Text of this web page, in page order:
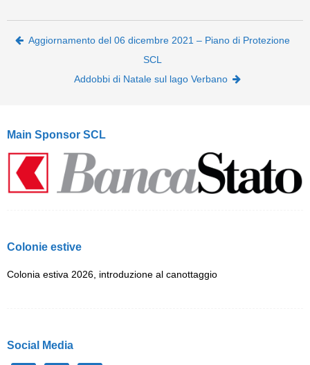
Post navigation
Aggiornamento del 06 dicembre 2021 – Piano di Protezione
SCL
Addobbi di Natale sul lago Verbano
Main Sponsor SCL
Colonie estive
Colonia estiva 2026, introduzione al canottaggio
Social Media